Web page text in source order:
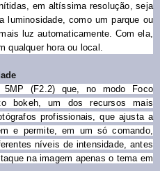
em altíssima resolução, seja
luminosidade, como um parque ou
luz automaticamente. Com ela,
hora ou local.
(F2.2) que, no modo Foco
bokeh, um dos recursos mais
profissionais, que ajusta a
e permite, em um só comando,
níveis de intensidade, antes
na imagem apenas o tema em